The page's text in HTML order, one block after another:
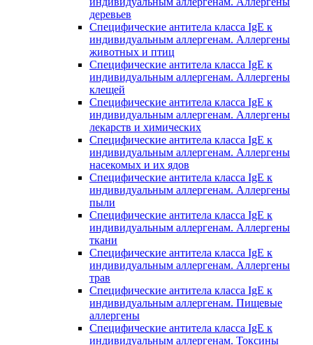
деревьев
Специфические антитела класса IgE к
индивидуальным аллергенам. Аллергены
животных и птиц
Специфические антитела класса IgE к
индивидуальным аллергенам. Аллергены
клещей
Специфические антитела класса IgE к
индивидуальным аллергенам. Аллергены
лекарств и химических
Специфические антитела класса IgE к
индивидуальным аллергенам. Аллергены
насекомых и их ядов
Специфические антитела класса IgE к
индивидуальным аллергенам. Аллергены
пыли
Специфические антитела класса IgE к
индивидуальным аллергенам. Аллергены
ткани
Специфические антитела класса IgE к
индивидуальным аллергенам. Аллергены
трав
Специфические антитела класса IgE к
индивидуальным аллергенам. Пищевые
аллергены
Специфические антитела класса IgE к
индивидуальным аллергенам. Токсины